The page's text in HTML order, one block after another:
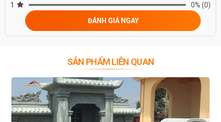
1
0% (0)
ĐÁNH GIÁ NGAY
SẢN PHẨM LIÊN QUAN